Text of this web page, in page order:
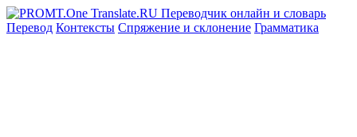
Перевод Контексты Спряжение и склонение Грамматика